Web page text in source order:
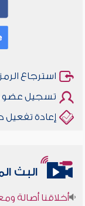
استرجاع
تسجيل عضو
إعادة
البث